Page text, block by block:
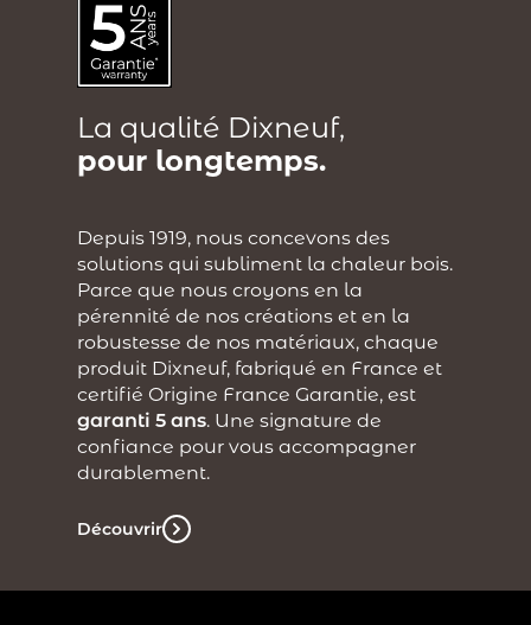
La qualité Dixneuf,
pour longtemps.
Depuis 1919, nous concevons des
solutions qui subliment la chaleur bois.
Parce que nous croyons en la
pérennité de nos créations et en la
robustesse de nos matériaux, chaque
produit Dixneuf, fabriqué en France et
certifié Origine France Garantie, est
garanti 5 ans. Une signature de
confiance pour vous accompagner
durablement.
Découvrir